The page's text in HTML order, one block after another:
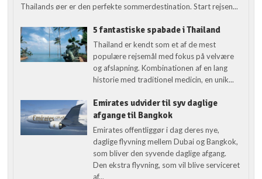
Thailands øer er den perfekte sommerdestination. Start rejsen...
5 fantastiske spabade i Thailand
Thailand er kendt som et af de mest
populære rejsemål med fokus på velvære
og afslapning. Kombinationen af en lang
historie med traditionel medicin, en unik...
Emirates udvider til syv daglige
afgange til Bangkok
Emirates offentliggør i dag deres nye,
daglige flyvning mellem Dubai og Bangkok,
som bliver den syvende daglige afgang.
Den ekstra flyvning, som vil blive serviceret
af...